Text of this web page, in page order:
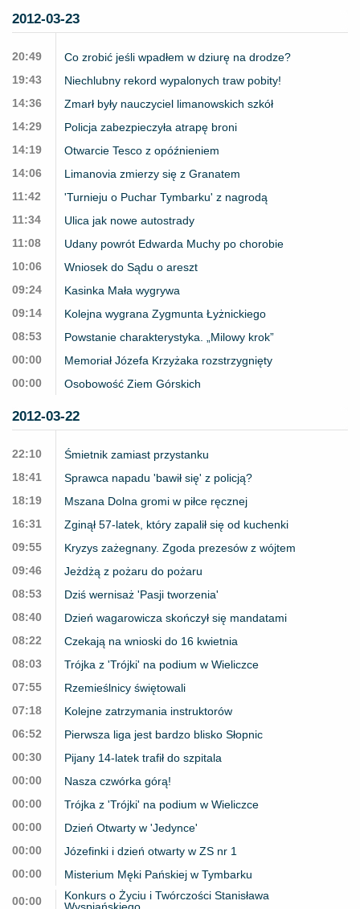
2012-03-23
20:49
Co zrobić jeśli wpadłem w dziurę na drodze?
19:43
Niechlubny rekord wypalonych traw pobity!
14:36
Zmarł były nauczyciel limanowskich szkół
14:29
Policja zabezpieczyła atrapę broni
14:19
Otwarcie Tesco z opóźnieniem
14:06
Limanovia zmierzy się z Granatem
11:42
'Turnieju o Puchar Tymbarku' z nagrodą
11:34
Ulica jak nowe autostrady
11:08
Udany powrót Edwarda Muchy po chorobie
10:06
Wniosek do Sądu o areszt
09:24
Kasinka Mała wygrywa
09:14
Kolejna wygrana Zygmunta Łyżnickiego
08:53
Powstanie charakterystyka. „Milowy krok”
00:00
Memoriał Józefa Krzyżaka rozstrzygnięty
00:00
Osobowość Ziem Górskich
2012-03-22
22:10
Śmietnik zamiast przystanku
18:41
Sprawca napadu 'bawił się' z policją?
18:19
Mszana Dolna gromi w piłce ręcznej
16:31
Zginął 57-latek, który zapalił się od kuchenki
09:55
Kryzys zażegnany. Zgoda prezesów z wójtem
09:46
Jeżdżą z pożaru do pożaru
08:53
Dziś wernisaż 'Pasji tworzenia'
08:40
Dzień wagarowicza skończył się mandatami
08:22
Czekają na wnioski do 16 kwietnia
08:03
Trójka z 'Trójki' na podium w Wieliczce
07:55
Rzemieślnicy świętowali
07:18
Kolejne zatrzymania instruktorów
06:52
Pierwsza liga jest bardzo blisko Słopnic
00:30
Pijany 14-latek trafił do szpitala
00:00
Nasza czwórka górą!
00:00
Trójka z 'Trójki' na podium w Wieliczce
00:00
Dzień Otwarty w 'Jedynce'
00:00
Józefinki i dzień otwarty w ZS nr 1
00:00
Misterium Męki Pańskiej w Tymbarku
00:00
Konkurs o Życiu i Twórczości Stanisława